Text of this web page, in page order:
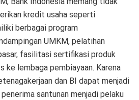
kredit usaha seperti
berbagai program
UMKM, pelatihan
fasilitasi sertifikasi produk
ke lembaga pembiayaan. Karena
dan BI dapat menjadi
santunan menjadi pelaku